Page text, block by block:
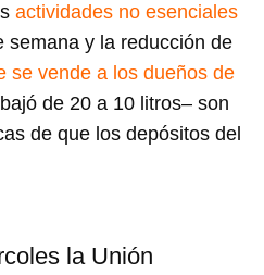
actividades no esenciales
semana y la reducción de
se vende a los dueños de
de 20 a 10 litros– son
de que los depósitos del
la Unión